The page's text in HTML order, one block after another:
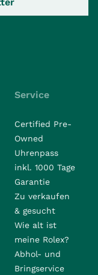
Service
Certified Pre-
Owned
Uhrenpass
inkl. 1000 Tage
Garantie
Zu verkaufen
& gesucht
Wie alt ist
meine Rolex?
Abhol- und
Bringservice